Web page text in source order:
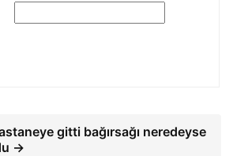
gitti bağırsağı neredeyse
→